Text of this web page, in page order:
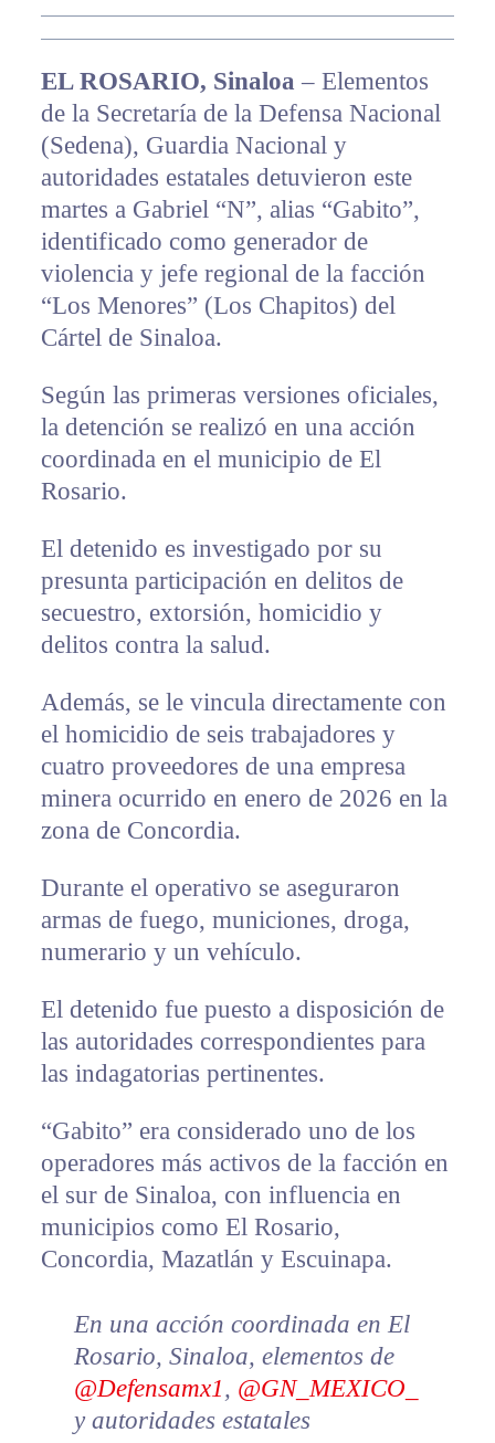
EL ROSARIO, Sinaloa – Elementos
de la Secretaría de la Defensa Nacional
(Sedena), Guardia Nacional y
autoridades estatales detuvieron este
martes a Gabriel “N”, alias “Gabito”,
identificado como generador de
violencia y jefe regional de la facción
“Los Menores” (Los Chapitos) del
Cártel de Sinaloa.
Según las primeras versiones oficiales,
la detención se realizó en una acción
coordinada en el municipio de El
Rosario.
El detenido es investigado por su
presunta participación en delitos de
secuestro, extorsión, homicidio y
delitos contra la salud.
Además, se le vincula directamente con
el homicidio de seis trabajadores y
cuatro proveedores de una empresa
minera ocurrido en enero de 2026 en la
zona de Concordia.
Durante el operativo se aseguraron
armas de fuego, municiones, droga,
numerario y un vehículo.
El detenido fue puesto a disposición de
las autoridades correspondientes para
las indagatorias pertinentes.
“Gabito” era considerado uno de los
operadores más activos de la facción en
el sur de Sinaloa, con influencia en
municipios como El Rosario,
Concordia, Mazatlán y Escuinapa.
En una acción coordinada en El
Rosario, Sinaloa, elementos de
@Defensamx1, @GN_MEXICO_
y autoridades estatales